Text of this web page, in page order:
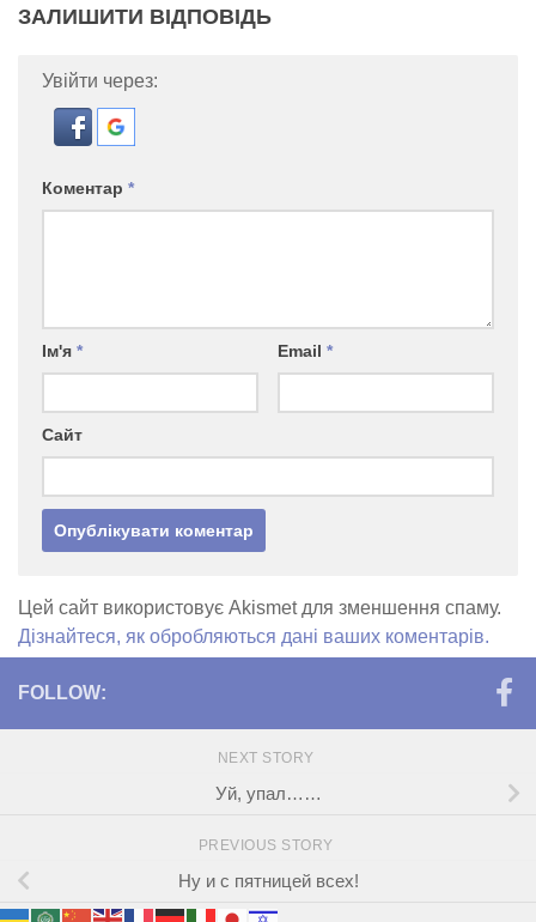
ЗАЛИШИТИ ВІДПОВІДЬ
Увійти через:
Коментар *
Ім'я * Email *
Сайт
Цей сайт використовує Akismet для зменшення спаму.
Дізнайтеся, як обробляються дані ваших коментарів.
FOLLOW:
NEXT STORY
Уй, упал……
PREVIOUS STORY
Ну и с пятницей всех!